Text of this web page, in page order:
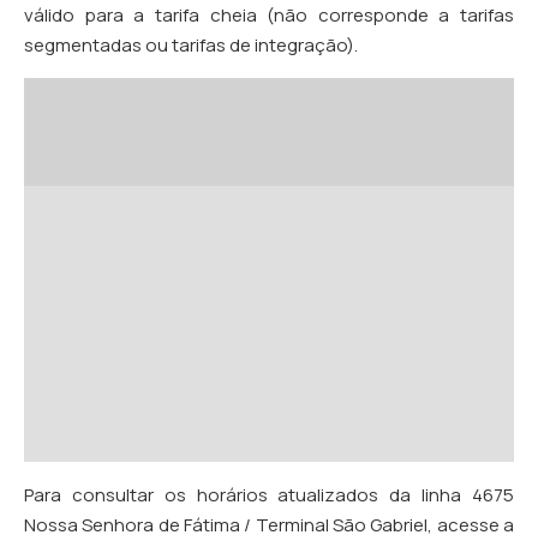
válido para a tarifa cheia (não corresponde a tarifas
segmentadas ou tarifas de integração).
Para consultar os horários atualizados da linha 4675
Nossa Senhora de Fátima / Terminal São Gabriel, acesse a